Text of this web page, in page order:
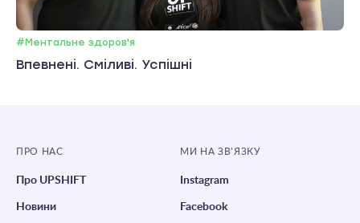
#Ментальне здоров'я
Впевнені. Сміливі. Успішні
ПРО НАС
Про UPSHIFT
Новини
МИ НА ЗВ’ЯЗКУ
Instagram
Facebook